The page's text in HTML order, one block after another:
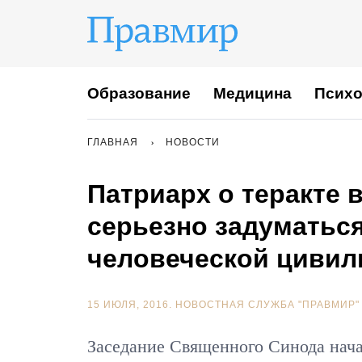
Образование Медицина
ГЛАВНАЯ НОВОСТИ
Патриарх о
серьезно
человеческой
15 ИЮЛЯ, 2016. НОВОСТНАЯ СЛУЖБА "ПРАВМИР"
Заседание Священного Синода